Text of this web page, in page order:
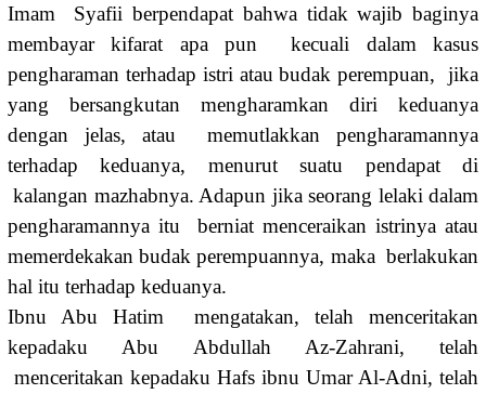
Imam Syafii berpendapat bahwa tidak wajib baginya
membayar kifarat apa pun kecuali dalam kasus
pengharaman terhadap istri atau budak perempuan, jika
yang bersangkutan mengharamkan diri keduanya
dengan jelas, atau memutlakkan pengharamannya
terhadap keduanya, menurut suatu pendapat di
kalangan mazhabnya. Adapun jika seorang lelaki dalam
pengharamannya itu berniat menceraikan istrinya atau
memerdekakan budak perempuannya, maka berlakukan
hal itu terhadap keduanya.
Ibnu Abu Hatim mengatakan, telah menceritakan
kepadaku Abu Abdullah Az-Zahrani, telah
menceritakan kepadaku Hafs ibnu Umar Al-Adni, telah